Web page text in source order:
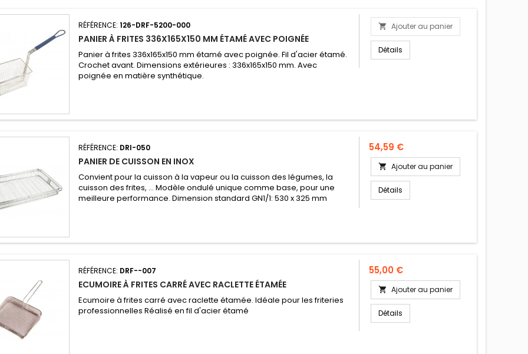
RÉFÉRENCE:126-DRF-5200-000
PANIER À FRITES 336X165X150 MM ÉTAMÉ AVEC POIGNÉE
Panier à frites 336x165x150 mm étamé avec poignée. Fil d'acier étamé.
Crochet avant. Dimensions extérieures : 336x165x150 mm. Avec
poignée en matière synthétique.
 Ajouter au panier
Détails
RÉFÉRENCE: DRI-050
PANIER DE CUISSON EN INOX
Convient pour la cuisson à la vapeur ou la cuisson des légumes, la
cuisson des frites, ... Modèle ondulé unique comme base, pour une
meilleure performance. Dimension standard GN1/1: 530 x 325 mm
Prix
54,59 €
 Ajouter au panier
Détails
RÉFÉRENCE: DRF--007
ECUMOIRE À FRITES CARRÉ AVEC RACLETTE ÉTAMÉE
Ecumoire à frites carré avec raclette étamée. Idéale pour les friteries
professionnelles Réalisé en fil d'acier étamé
Prix
55,00 €
 Ajouter au panier
Détails